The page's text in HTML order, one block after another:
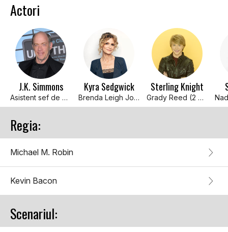
Actori
J.K. Simmons
Asistent sef de politie Will Pope
Kyra Sedgwick
Brenda Leigh Johnson
Sterling Knight
Grady Reed (2 episodes, 2007)
Regia:
Michael M. Robin
Kevin Bacon
Scenariul: